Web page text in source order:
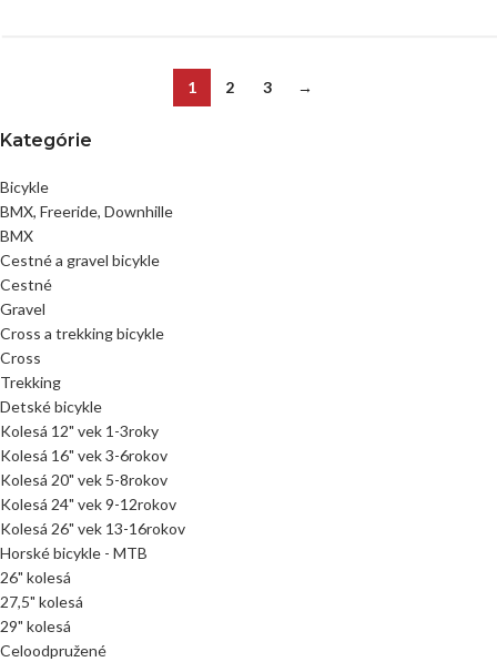
Kategórie
Bicykle
BMX, Freeride, Downhille
BMX
Cestné a gravel bicykle
Cestné
Gravel
Cross a trekking bicykle
Cross
Trekking
Detské bicykle
Kolesá 12" vek 1-3roky
Kolesá 16" vek 3-6rokov
Kolesá 20" vek 5-8rokov
Kolesá 24" vek 9-12rokov
Kolesá 26" vek 13-16rokov
Horské bicykle - MTB
26" kolesá
27,5" kolesá
29" kolesá
Celoodpružené
1 2 3 →